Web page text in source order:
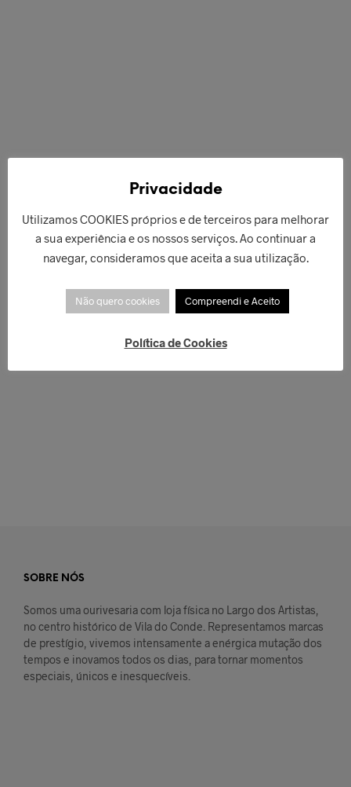
SOBRE NÓS
Somos uma ourivesaria com loja física no Largo dos Artistas,
no centro histórico de Vila do Conde. Representamos marcas
de prestígio, vivemos intensamente a enérgica mutação dos
tempos e inovamos todos os dias, para tornar momentos
especiais, únicos e inesquecíveis.
Privacidade
Utilizamos COOKIES próprios e de terceiros para melhorar
a sua experiência e os nossos serviços. Ao continuar a
navegar, consideramos que aceita a sua utilização.
Não quero cookies Compreendi e Aceito
Política de Cookies